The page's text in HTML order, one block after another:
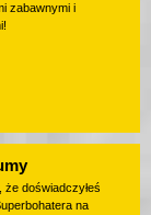
zabawnymi i
doświadczyłeś
na